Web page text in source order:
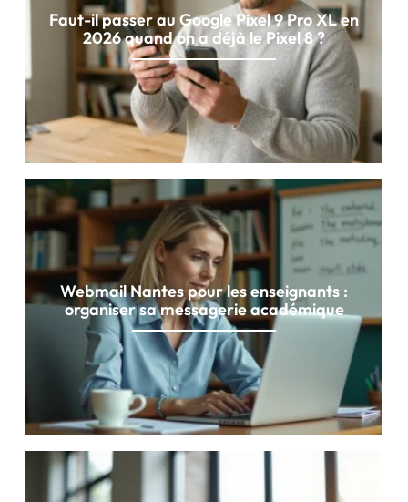
Faut-il passer au Google Pixel 9 Pro XL en
2026 quand on a déjà le Pixel 8 ?
Webmail Nantes pour les enseignants :
organiser sa messagerie académique